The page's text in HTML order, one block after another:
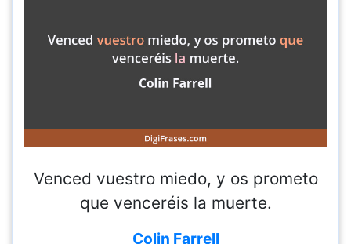
Venced vuestro miedo, y os prometo
que venceréis la muerte.
Colin Farrell